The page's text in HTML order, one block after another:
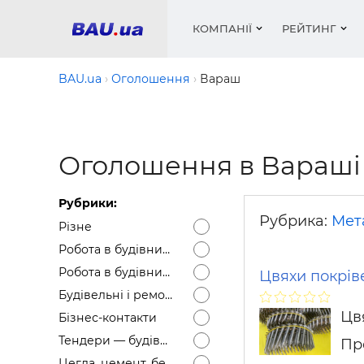
КОМПАНІЇ РЕЙТИНГ
Медіа
Вікна і
Сипучі
цемент
BAU.ua Оголошення Вараш
Оголошення в Вараші
Рубрики:
Різне
Робота в будівництві — Вакансії
Робота в будівництві — Резюме
Будівельні і ремонтні послуги
Бізнес-контакти
Тендери — будівельні
Рубрика:
Цвяхи